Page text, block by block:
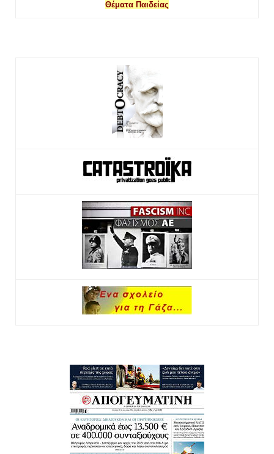
Θέματα Παιδείας